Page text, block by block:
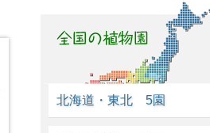
北海道・東北 5園